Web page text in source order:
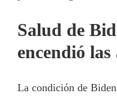
Salud de
encendió las
La condición de